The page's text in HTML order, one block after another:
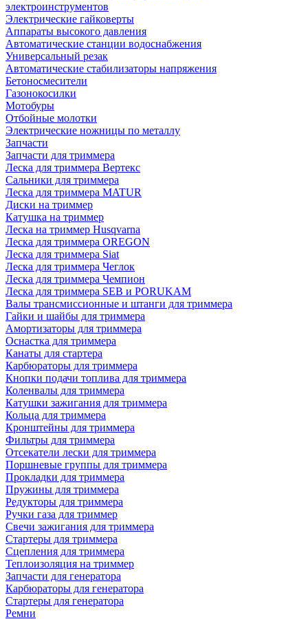
электроинструментов
Электрические гайковерты
Аппараты высокого давления
Автоматические станции водоснабжения
Универсальный резак
Автоматические стабилизаторы напряжения
Бетоносмесители
Газонокосилки
Мотобуры
Отбойные молотки
Электрические ножницы по металлу
Запчасти
Запчасти для триммера
Леска для триммера Вертекс
Сальники для триммера
Леска для триммера MATUR
Диски на триммер
Катушка на триммер
Леска на триммер Husqvarna
Леска для триммера OREGON
Леска для триммера Siat
Леска для триммера Чеглок
Леска для триммера Чемпион
Леска для триммера SEB и PORUKAM
Валы трансмиссионные и штанги для триммера
Гайки и шайбы для триммера
Амортизаторы для триммера
Оснастка для триммера
Канаты для стартера
Карбюраторы для триммера
Кнопки подачи топлива для триммера
Коленвалы для триммера
Катушки зажигания для триммера
Кольца для триммера
Кронштейны для триммера
Фильтры для триммера
Отсекатели лески для триммера
Поршневые группы для триммера
Прокладки для триммера
Пружины для триммера
Редукторы для триммера
Ручки газа для триммер
Свечи зажигания для триммера
Стартеры для триммера
Сцепления для триммера
Теплоизоляция на триммер
Запчасти для генератора
Карбюраторы для генератора
Стартеры для генератора
Ремни